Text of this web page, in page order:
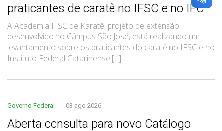
praticantes de caratê no IFSC e no IFC
A Academia IFSC de Karatê, projeto de extensão
desenvolvido no Câmpus São José, está realizando um
levantamento sobre os praticantes do caratê no IFSC e no
Instituto Federal Catarinense [...]
Governo Federal 03 ago 2026
Aberta consulta para novo Catálogo